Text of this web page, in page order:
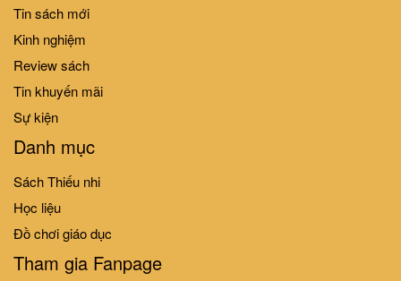
TẬP THỂ THAO CÙNG KENTA -
Tin sách mới
Kinh nghiệm
Review sách
Tin khuyến mãi
Sự kiện
Danh mục
Sách Thiếu nhi
Học liệu
Đồ chơi giáo dục
Tham gia Fanpage